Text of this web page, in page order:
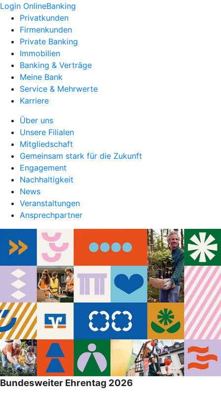
Login OnlineBanking
Privatkunden
Firmenkunden
Private Banking
Immobilien
Banking & Verträge
Meine Bank
Service & Mehrwerte
Karriere
Über uns
Unsere Filialen
Mitgliedschaft
Gemeinsam stark für die Zukunft
Engagement
Nachhaltigkeit
News
Veranstaltungen
Ansprechpartner
Bundesweiter Ehrentag 2026